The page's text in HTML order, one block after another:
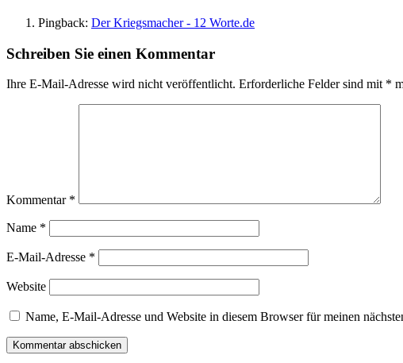
Pingback: Der Kriegsmacher - 12 Worte.de
Schreiben Sie einen Kommentar
Ihre E-Mail-Adresse wird nicht veröffentlicht. Erforderliche Felder sind mit *
Kommentar *
Name *
E-Mail-Adresse *
Website
Name, E-Mail-Adresse und Website in diesem Browser für meinen